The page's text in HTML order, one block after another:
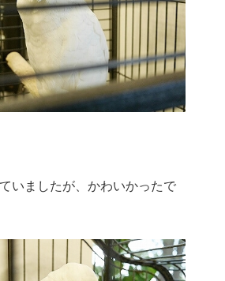
いましたが、かわいかったで